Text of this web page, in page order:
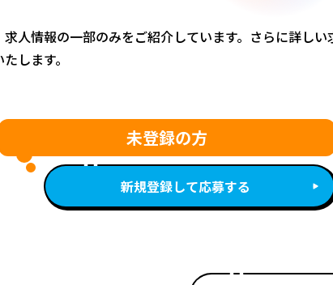
求人情報の一部のみをご紹介しています。さらに詳し
します。
未登録の方
新規登録して応募する